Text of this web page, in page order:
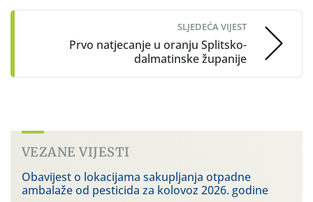
SLJEDEĆA VIJEST
Prvo natjecanje u oranju Splitsko-
dalmatinske županije
VEZANE VIJESTI
Obavijest o lokacijama sakupljanja otpadne
ambalaže od pesticida za kolovoz 2026. godine